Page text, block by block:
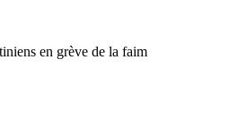
en grève de la faim